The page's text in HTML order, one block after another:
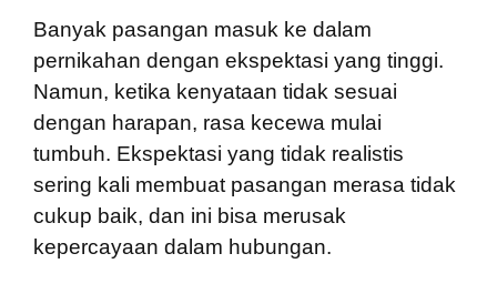
Banyak pasangan masuk ke dalam
pernikahan dengan ekspektasi yang tinggi.
Namun, ketika kenyataan tidak sesuai
dengan harapan, rasa kecewa mulai
tumbuh. Ekspektasi yang tidak realistis
sering kali membuat pasangan merasa tidak
cukup baik, dan ini bisa merusak
kepercayaan dalam hubungan.